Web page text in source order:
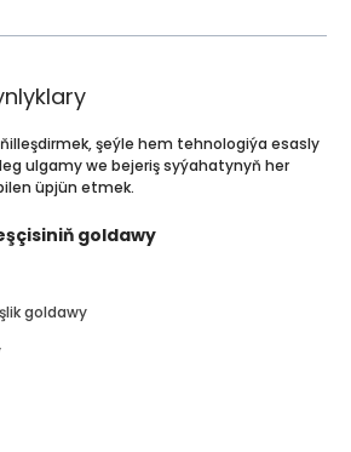
şeýle hem tehnologiýa esasly
ulgamy we bejeriş syýahatynyň her
üpjün etmek.
goldawy
goldawy